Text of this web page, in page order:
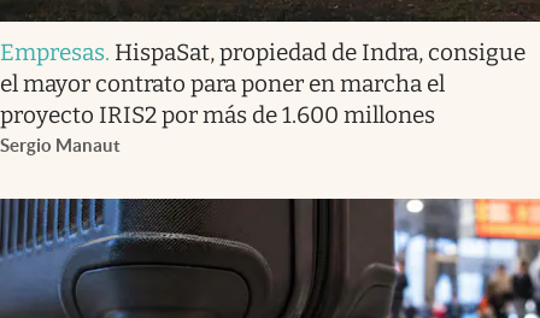
Empresas. HispaSat, propiedad de Indra, consigue
el mayor contrato para poner en marcha el
proyecto IRIS2 por más de 1.600 millones
Sergio Manaut